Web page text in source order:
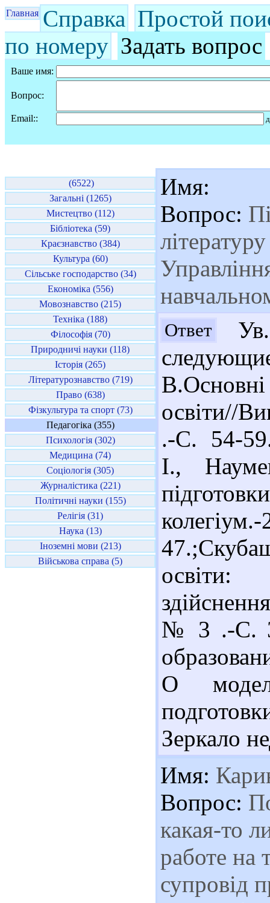
Главная Справка Простой
по номеру Задать вопрос
Ваше имя:
Вопрос:
Email::
(6522)
Загальні (1265)
Мистецтво (112)
Бібліотека (59)
Краєзнавство (384)
Культура (60)
Сільське господарство (34)
Економіка (556)
Мовознавство (215)
Техніка (188)
Філософія (70)
Природничі науки (118)
Історія (265)
Літературознавство (719)
Право (638)
Фізкультура та спорт (73)
Педагогіка (355)
Психологія (302)
Медицина (74)
Соціологія (305)
Журналістика (221)
Політичні науки (155)
Релігія (31)
Наука (13)
Іноземні мови (213)
Військова справа (5)
Имя:
Вопрос:
Ответ
В.Основні
освіти//
.-С. 54-
І.,
освіти:
№ 3 .-С.
О
Зеркало
Имя:
Вопрос:
какая-то
работе на
супровід